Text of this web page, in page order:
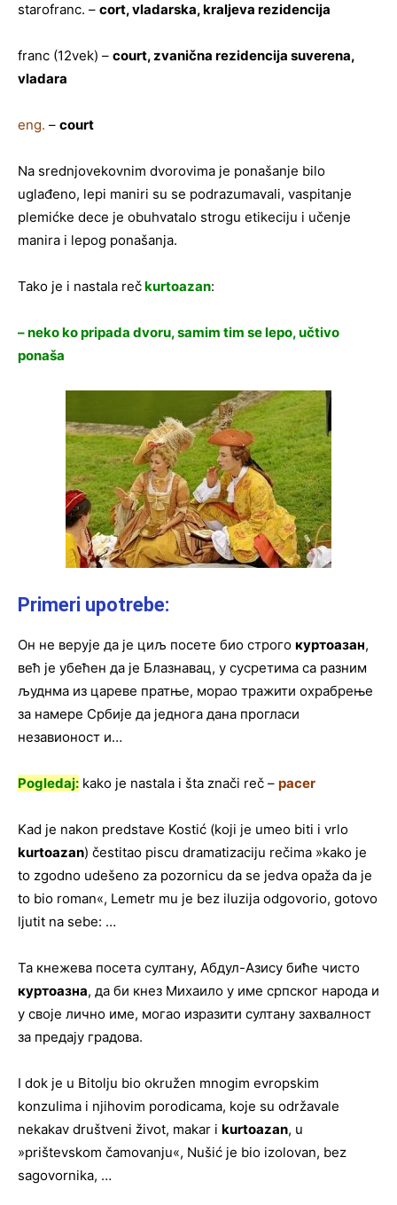
starofranc. – cort, vladarska, kraljeva rezidencija
franc (12vek) – court, zvanična rezidencija suverena,
vladara
eng. – court
Na srednjovekovnim dvorovima je ponašanje bilo
uglađeno, lepi maniri su se podrazumavali, vaspitanje
plemićke dece je obuhvatalo strogu etikeciju i učenje
manira i lepog ponašanja.
Tako je i nastala rečkurtoazan:
– neko ko pripada dvoru, samim tim se lepo, učtivo
ponaša
Primeri upotrebe:
Он не верује да је циљ посете био строго куртоазан,
већ је убећен да је Блазнавац, у сусретима са разним
људнма из цареве пратње, мoрао тражити охрабрење
за намере Србије да једнога дана прогласи
незавионост и…
Pogledaj: kako je nastala i šta znači reč – pacer
Kad je nakon predstave Kostić (koji je umeo biti i vrlo
kurtoazan) čestitao piscu dramatizaciju rečima »kako je
to zgodno udešeno za pozornicu da se jedva opaža da je
to bio roman«, Lemetr mu je bez iluzija odgovorio, gotovo
ljutit na sebe: …
Та кнежева посета султану, Абдул-Азису биће чисто
куртоазна, да би кнез Михаило у име српског народа и
у своје лично име, могао изразити султану захвалност
за предају градова.
I dok je u Bitolju bio okružen mnogim evropskim
konzulima i njihovim porodicama, koje su održavale
nekakav društveni život, makar i kurtoazan, u
»prištevskom čamovanju«, Nušić je bio izolovan, bez
sagovornika, …